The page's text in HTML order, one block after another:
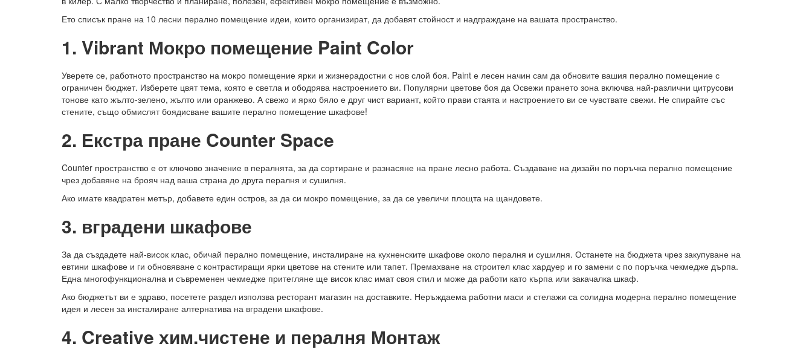
Ето списък пране на 10 лесни перално помещение идеи, които организират, да добавят стойност и надграждане на вашата пространство.
1. Vibrant Мокро помещение Paint Color
Уверете се, работното пространство на мокро помещение ярки и жизнерадостни с нов слой боя. Paint е лесен начин сам да обновите вашия перално помещение с
ограничен бюджет. Изберете цвят тема, която е светла и ободрява настроението ви. Популярни цветове боя да Освежи прането зона включва най-различни цитрусови
тонове като жълто-зелено, жълто или оранжево. А свежо и ярко бяло е друг чист вариант, който прави стаята и настроението ви се чувствате свежи. Не спирайте със
стените, също обмислят боядисване вашите перално помещение шкафове!
2. Екстра пране Counter Space
Counter пространство е от ключово значение в пералнята, за да сортиране и разнасяне на пране лесно работа. Създаване на дизайн по поръчка перално помещение
чрез добавяне на брояч над ваша страна до друга пералня и сушилня.
Ако имате квадратен метър, добавете един остров, за да си мокро помещение, за да се увеличи площта на щандовете.
3. вградени шкафове
За да създадете най-висок клас, обичай перално помещение, инсталиране на кухненските шкафове около пералня и сушилня. Останете на бюджета чрез закупуване на
евтини шкафове и ги обновяване с контрастиращи ярки цветове на стените или тапет. Премахване на строител клас хардуер и го замени с по поръчка чекмедже дърпа.
Една многофункционална и съвременен чекмедже притегляне ще висок клас имат своя стил и може да работи като кърпа или закачалка шкаф.
Ако бюджетът ви е здраво, посетете раздел използва ресторант магазин на доставките. Неръждаема работни маси и стелажи са солидна модерна перално помещение
идея и лесен за инсталиране алтернатива на вградени шкафове.
4. Creative хим.чистене и пералня Монтаж